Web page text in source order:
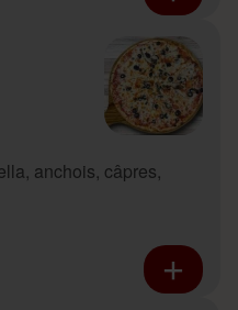
anchois, câpres,